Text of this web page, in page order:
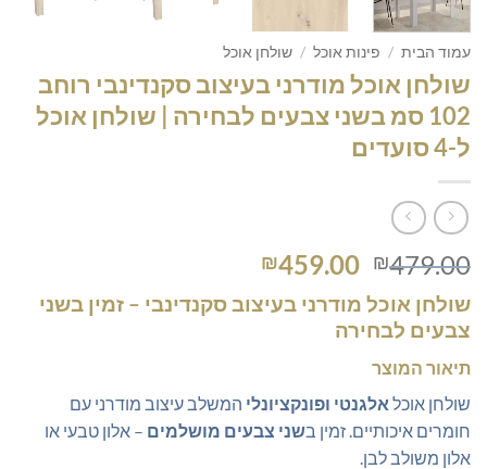
עמוד הבית / פינות אוכל / שולחן אוכל
שולחן אוכל מודרני בעיצוב סקנדינבי רוחב
102 סמ בשני צבעים לבחירה | שולחן אוכל
ל-4 סועדים
₪479.00
המחיר
היה:
₪479.00.
₪459.00
הוא:
שולחן אוכל מודרני בעיצוב סקנדינבי – זמין בשני
צבעים לבחירה
תיאור המוצר
שולחן אוכל אלגנטי ופונקציונלי המשלב עיצוב מודרני עם
חומרים איכותיים. זמין בשני צבעים מושלמים – אלון טבעי או
אלון משולב לבן.